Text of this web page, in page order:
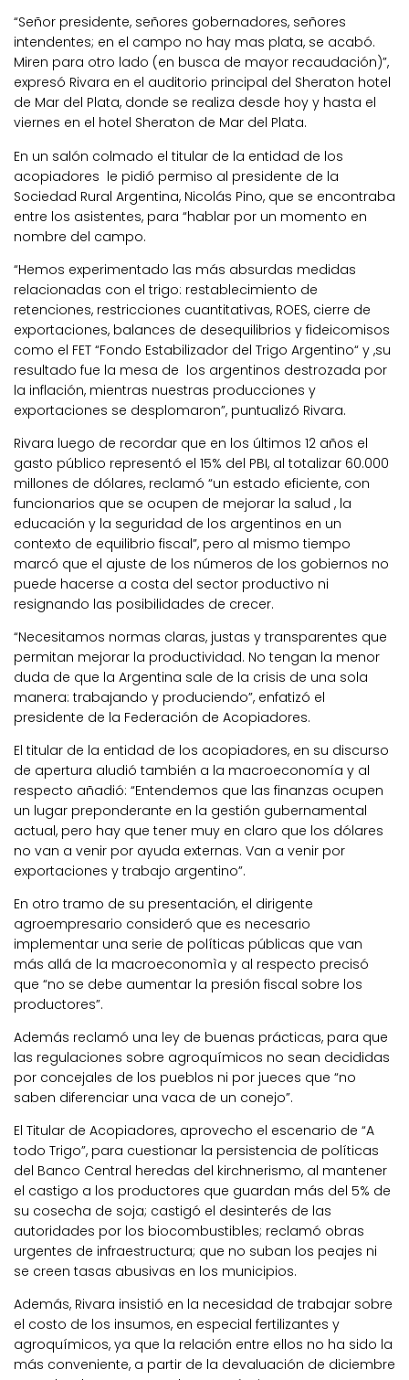
“Señor presidente, señores gobernadores, señores
intendentes; en el campo no hay mas plata, se acabó.
Miren para otro lado (en busca de mayor recaudación)”,
expresó Rivara en el auditorio principal del Sheraton hotel
de Mar del Plata, donde se realiza desde hoy y hasta el
viernes en el hotel Sheraton de Mar del Plata.
En un salón colmado el titular de la entidad de los
acopiadores le pidió permiso al presidente de la
Sociedad Rural Argentina, Nicolás Pino, que se encontraba
entre los asistentes, para “hablar por un momento en
nombre del campo.
“Hemos experimentado las más absurdas medidas
relacionadas con el trigo: restablecimiento de
retenciones, restricciones cuantitativas, ROES, cierre de
exportaciones, balances de desequilibrios y fideicomisos
como el FET “Fondo Estabilizador del Trigo Argentino“ y ,su
resultado fue la mesa de los argentinos destrozada por
la inflación, mientras nuestras producciones y
exportaciones se desplomaron”, puntualizó Rivara.
Rivara luego de recordar que en los últimos 12 años el
gasto público representó el 15% del PBI, al totalizar 60.000
millones de dólares, reclamó “un estado eficiente, con
funcionarios que se ocupen de mejorar la salud , la
educación y la seguridad de los argentinos en un
contexto de equilibrio fiscal”, pero al mismo tiempo
marcó que el ajuste de los números de los gobiernos no
puede hacerse a costa del sector productivo ni
resignando las posibilidades de crecer.
“Necesitamos normas claras, justas y transparentes que
permitan mejorar la productividad. No tengan la menor
duda de que la Argentina sale de la crisis de una sola
manera: trabajando y produciendo”, enfatizó el
presidente de la Federación de Acopiadores.
El titular de la entidad de los acopiadores, en su discurso
de apertura aludió también a la macroeconomía y al
respecto añadió: “Entendemos que las finanzas ocupen
un lugar preponderante en la gestión gubernamental
actual, pero hay que tener muy en claro que los dólares
no van a venir por ayuda externas. Van a venir por
exportaciones y trabajo argentino”.
En otro tramo de su presentación, el dirigente
agroempresario consideró que es necesario
implementar una serie de políticas públicas que van
más allá de la macroeconomìa y al respecto precisó
que “no se debe aumentar la presión fiscal sobre los
productores”.
Además reclamó una ley de buenas prácticas, para que
las regulaciones sobre agroquímicos no sean decididas
por concejales de los pueblos ni por jueces que “no
saben diferenciar una vaca de un conejo”.
El Titular de Acopiadores, aprovecho el escenario de “A
todo Trigo”, para cuestionar la persistencia de políticas
del Banco Central heredas del kirchnerismo, al mantener
el castigo a los productores que guardan más del 5% de
su cosecha de soja; castigó el desinterés de las
autoridades por los biocombustibles; reclamó obras
urgentes de infraestructura; que no suban los peajes ni
se creen tasas abusivas en los municipios.
Además, Rivara insistió en la necesidad de trabajar sobre
el costo de los insumos, en especial fertilizantes y
agroquímicos, ya que la relación entre ellos no ha sido la
más conveniente, a partir de la devaluación de diciembre